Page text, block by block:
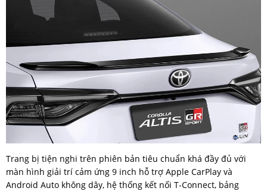
Trang bị tiện nghi trên phiên bản tiêu chuẩn khá đầy đủ với
màn hình giải trí cảm ứng 9 inch hỗ trợ Apple CarPlay và
Android Auto không dây, hệ thống kết nối T-Connect, bảng